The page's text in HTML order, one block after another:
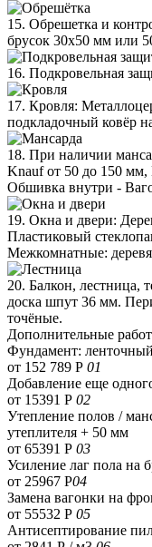
15. Обрешетка и
брусок 30х50 мм или
16. Подкровельная
17. Кровля:
подкладочный ковёр
18. При наличии
Knauf от 50 до 150 мм,
Обшивка внутри -
19. Окна и двери:
Пластиковый
Межкомнатные:
20. Балкон, лестница,
доска шпут 36 мм.
точёные.
Дополнительные
Фундамент:
от 152 789 Р 01
Добавление еще
от 15391 Р 02
Утепление полов /
утеплителя + 50 мм
от 65391 Р 03
Усиление лаг пола на
от 25967 Р04
Замена вагонки на
от 55532 Р 05
Антисептирование